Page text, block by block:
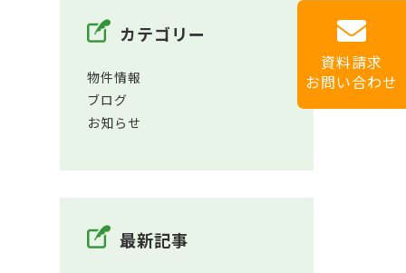
資料請求
お問い合わせ
カテゴリー
物件情報
ブログ
お知らせ
最新記事